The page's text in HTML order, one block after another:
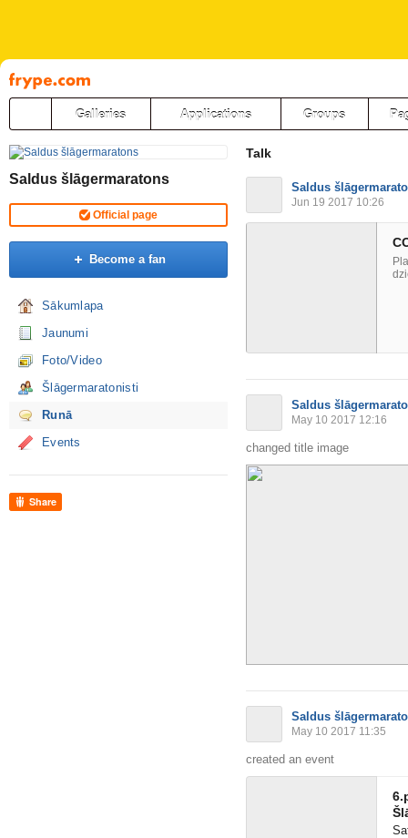
Pāriet
uz
saturu
Galleries Applications Groups
Saldus šlāgermaratons
Official page
Become a fan
Sākumlapa
Jaunumi
Foto/Video
Šlāgermaratonisti
Runā
Events
Share
Talk
Saldus
Jun 19 2017 10:26
Saldus
May 10 2017 12:16
changed title image
Saldus
May 10 2017 11:35
created an event